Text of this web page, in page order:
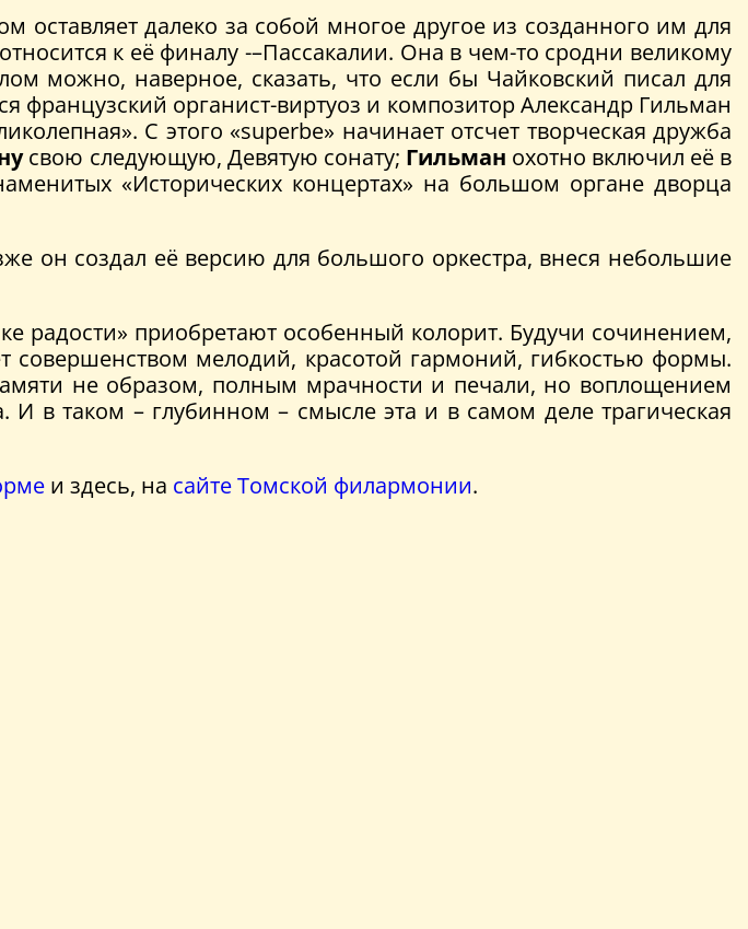
оставляет далеко за собой многое другое из созданного им для
к её финалу -–Пассакалии. Она в чем-то сродни великому
можно, наверное, сказать, что если бы Чайковский писал для
органист-виртуоз и композитор Александр Гильман
С этого «superbe» начинает отсчет творческая дружба
свою следующую, Девятую сонату; Гильман охотно включил её в
«Исторических концертах» на большом органе дворца
он создал её версию для большого оркестра, внеся небольшие
радости» приобретают особенный колорит. Будучи сочинением,
совершенством мелодий, красотой гармоний, гибкостью формы.
не образом, полным мрачности и печали, но воплощением
в таком – глубинном – смысле эта и в самом деле трагическая
и здесь, на сайте Томской филармонии.